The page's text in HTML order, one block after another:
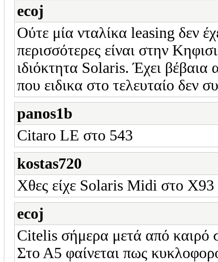
ecoj
Ούτε μία νταλίκα leasing δεν
περισσότερες είναι στην
ιδιόκτητα Solaris. Έχει
που ειδικα στο τελευταίο δεν
panos1b
Citaro LE στο 543
kostas720
Χθες είχε Solaris Midi στο Χ93
ecoj
Citelis σήμερα μετά από καιρό
Στο Α5 φαίνεται πως